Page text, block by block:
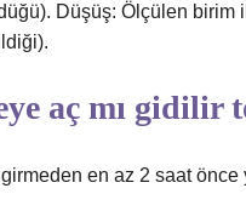
Düşüş: Ölçülen birim
aç mı gidilir
en az 2 saat önce